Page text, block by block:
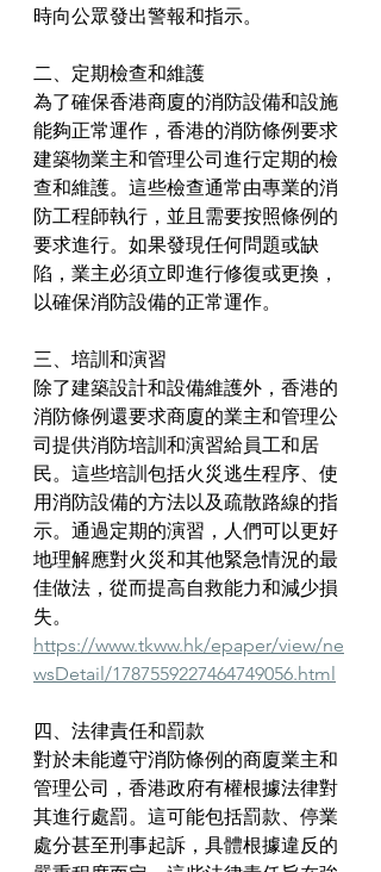
時向公眾發出警報和指示。
二、定期檢查和維護
為了確保香港商廈的消防設備和設施
能夠正常運作，香港的消防條例要求
建築物業主和管理公司進行定期的檢
查和維護。這些檢查通常由專業的消
防工程師執行，並且需要按照條例的
要求進行。如果發現任何問題或缺
陷，業主必須立即進行修復或更換，
以確保消防設備的正常運作。
三、培訓和演習
除了建築設計和設備維護外，香港的
消防條例還要求商廈的業主和管理公
司提供消防培訓和演習給員工和居
民。這些培訓包括火災逃生程序、使
用消防設備的方法以及疏散路線的指
示。通過定期的演習，人們可以更好
地理解應對火災和其他緊急情況的最
佳做法，從而提高自救能力和減少損
失。
https://www.tkww.hk/epaper/view/ne
wsDetail/1787559227464749056.html
四、法律責任和罰款
對於未能遵守消防條例的商廈業主和
管理公司，香港政府有權根據法律對
其進行處罰。這可能包括罰款、停業
處分甚至刑事起訴，具體根據違反的